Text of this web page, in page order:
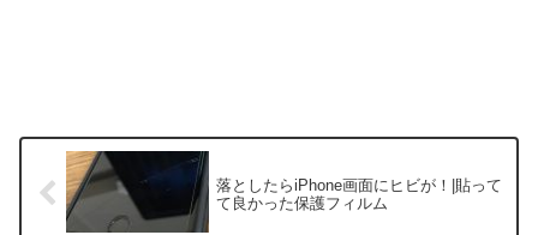
落としたらiPhone画面にヒビが！|貼って
て良かった保護フィルム